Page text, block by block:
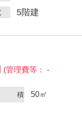
5階建
(管理費等： -
積 50㎡